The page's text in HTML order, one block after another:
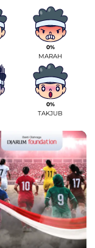
0%
MARAH
0%
TAKJUB